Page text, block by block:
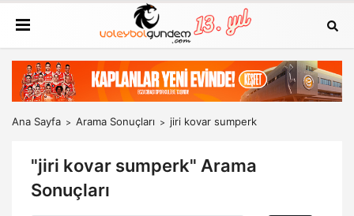
Ana Sayfa Arama Sonuçları jiri kovar sumperk
"jiri kovar sumperk" Arama
Sonuçları